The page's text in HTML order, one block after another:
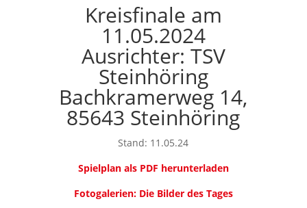
Kreisfinale am
11.05.2024
Ausrichter: TSV
Steinhöring
Bachkramerweg 14,
85643 Steinhöring
Stand: 11.05.24
Spielplan als PDF herunterladen
Fotogalerien: Die Bilder des Tages